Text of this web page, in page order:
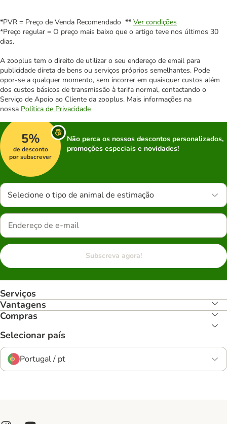
*PVR = Preço de Venda Recomendado ** Ver condições
*Preço regular = O preço mais baixo que o artigo teve nos últimos 30
dias.
A zooplus tem o direito de utilizar o seu endereço de email para
publicidade direta de bens ou serviços próprios semelhantes. Pode
opor-se a qualquer momento, sem incorrer em quaisquer custos além
dos custos básicos de transmissão à tarifa normal, contactando o
Serviço de Apoio ao Cliente da zooplus. Mais informações na
nossa Política de Privacidade
5%
de desconto
por subscrever
Não perca os nossos descontos personalizados,
promoções especiais e novidades!
Selecione o tipo de animal de estimação
Subscreva agora!
Serviços
Vantagens
Compras
Selecionar país
Portugal / pt